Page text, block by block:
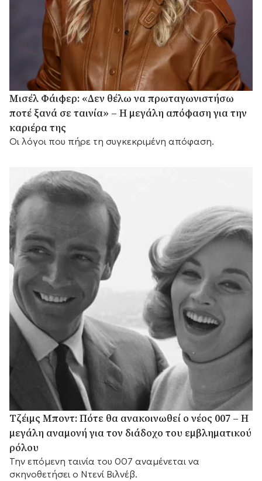
Μισέλ Φάιφερ: «Δεν θέλω να πρωταγωνιστήσω
ποτέ ξανά σε ταινία» – Η μεγάλη απόφαση για την
καριέρα της
Οι λόγοι που πήρε τη συγκεκριμένη απόφαση.
Τζέιμς Μποντ: Πότε θα ανακοινωθεί ο νέος 007 – Η
μεγάλη αναμονή για τον διάδοχο του εμβληματικού
ρόλου
Την επόμενη ταινία του 007 αναμένεται να
σκηνοθετήσει ο Ντενί Βιλνέβ.